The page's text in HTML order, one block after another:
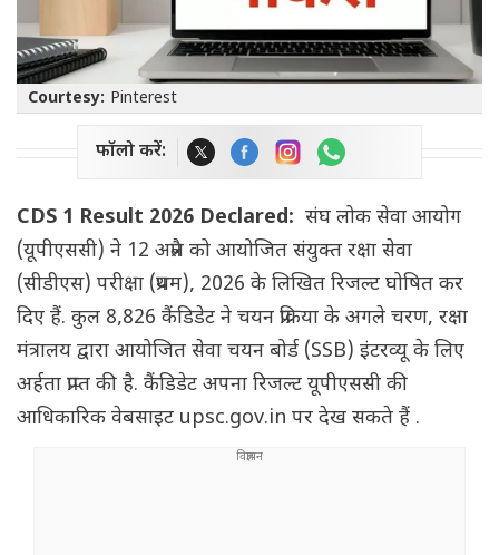
Courtesy: Pinterest
फॉलो करें:
CDS 1 Result 2026 Declared: संघ लोक सेवा आयोग
(यूपीएससी) ने 12 अप्रैल को आयोजित संयुक्त रक्षा सेवा
(सीडीएस) परीक्षा (प्रथम), 2026 के लिखित रिजल्ट घोषित कर
दिए हैं. कुल 8,826 कैंडिडेट ने चयन प्रक्रिया के अगले चरण, रक्षा
मंत्रालय द्वारा आयोजित सेवा चयन बोर्ड (SSB) इंटरव्यू के लिए
अर्हता प्राप्त की है. कैंडिडेट अपना रिजल्ट यूपीएससी की
आधिकारिक वेबसाइट upsc.gov.in पर देख सकते हैं .